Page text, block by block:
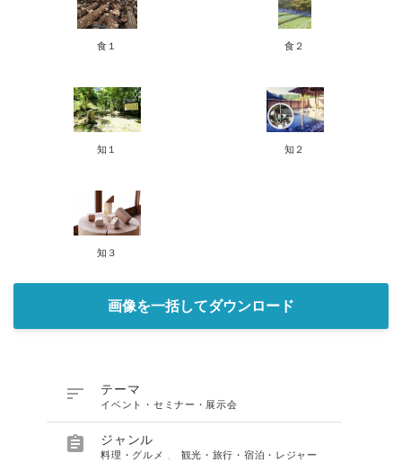
食１ 食２
知１ 知２
知３
画像を一括してダウンロード
 テーマ
イベント・セミナー・展示会
 ジャンル
料理・グルメ
観光・旅行・宿泊・レジャー